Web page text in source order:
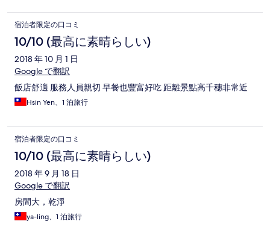
宿泊者限定の口コミ
10/10 (最高に素晴らしい)
2018 年 10 月 1 日
Google で翻訳
飯店舒適 服務人員親切 早餐也豐富好吃 距離景點高千穗非常近
Hsin Yen、1 泊旅行
宿泊者限定の口コミ
10/10 (最高に素晴らしい)
2018 年 9 月 18 日
Google で翻訳
房間大，乾淨
ya-ling、1 泊旅行